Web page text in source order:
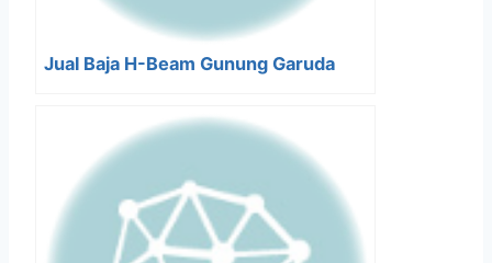
Jual Baja H-Beam Gunung Garuda